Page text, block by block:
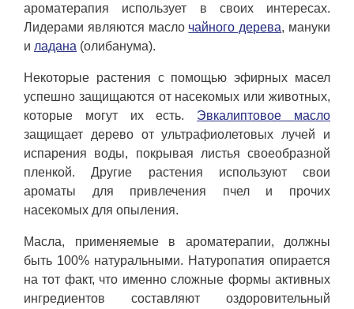
ароматерапия использует в своих интересах.
Лидерами являются масло чайного дерева, мануки
и ладана (олибанума).
Некоторые растения с помощью эфирных масел
успешно защищаются от насекомых или животных,
которые могут их есть. Эвкалиптовое масло
защищает дерево от ультрафиолетовых лучей и
испарения воды, покрывая листья своеобразной
пленкой. Другие растения используют свои
ароматы для привлечения пчел и прочих
насекомых для опыления.
Масла, применяемые в ароматерапии, должны
быть 100% натуральными. Натуропатия опирается
на тот факт, что именно сложные формы активных
ингредиентов составляют оздоровительный